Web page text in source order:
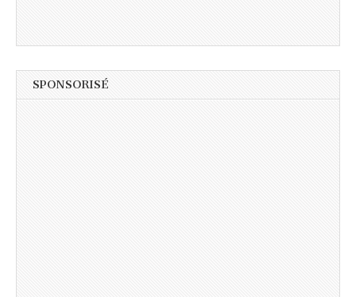
SPONSORISÉ